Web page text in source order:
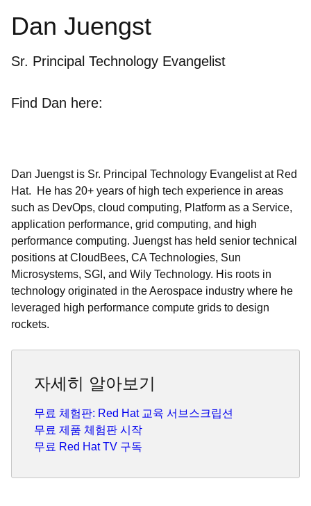
Dan Juengst
Sr. Principal Technology Evangelist
Find Dan here:
Dan Juengst is Sr. Principal Technology Evangelist at Red
Hat. He has 20+ years of high tech experience in areas
such as DevOps, cloud computing, Platform as a Service,
application performance, grid computing, and high
performance computing. Juengst has held senior technical
positions at CloudBees, CA Technologies, Sun
Microsystems, SGI, and Wily Technology. His roots in
technology originated in the Aerospace industry where he
leveraged high performance compute grids to design
rockets.
자세히 알아보기
무료 체험판: Red Hat 교육 서브스크립션
무료 제품 체험판 시작
무료 Red Hat TV 구독